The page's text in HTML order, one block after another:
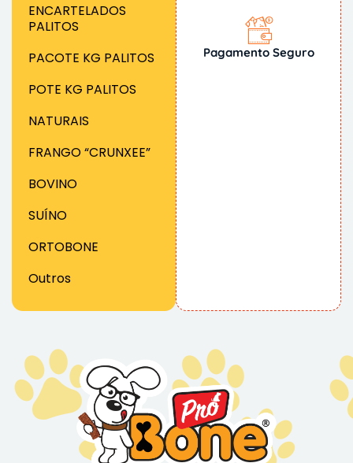
ENCARTELADOS
PALITOS
PACOTE KG PALITOS
POTE KG PALITOS
NATURAIS
FRANGO “CRUNXEE”
BOVINO
SUÍNO
ORTOBONE
Outros
Pagamento Seguro